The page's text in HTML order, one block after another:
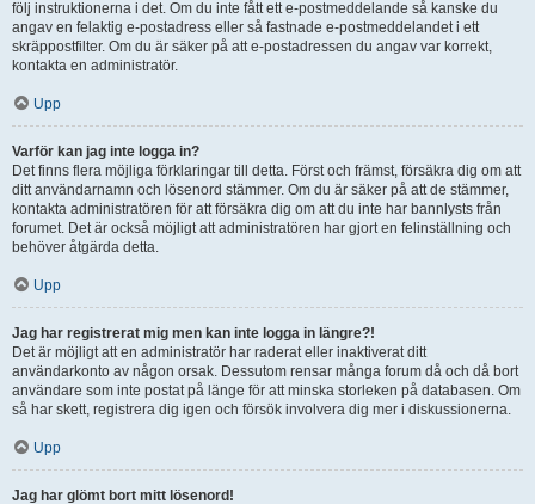
följ instruktionerna i det. Om du inte fått ett e-postmeddelande så kanske du
angav en felaktig e-postadress eller så fastnade e-postmeddelandet i ett
skräppostfilter. Om du är säker på att e-postadressen du angav var korrekt,
kontakta en administratör.
Upp
Varför kan jag inte logga in?
Det finns flera möjliga förklaringar till detta. Först och främst, försäkra dig om att
ditt användarnamn och lösenord stämmer. Om du är säker på att de stämmer,
kontakta administratören för att försäkra dig om att du inte har bannlysts från
forumet. Det är också möjligt att administratören har gjort en felinställning och
behöver åtgärda detta.
Upp
Jag har registrerat mig men kan inte logga in längre?!
Det är möjligt att en administratör har raderat eller inaktiverat ditt
användarkonto av någon orsak. Dessutom rensar många forum då och då bort
användare som inte postat på länge för att minska storleken på databasen. Om
så har skett, registrera dig igen och försök involvera dig mer i diskussionerna.
Upp
Jag har glömt bort mitt lösenord!